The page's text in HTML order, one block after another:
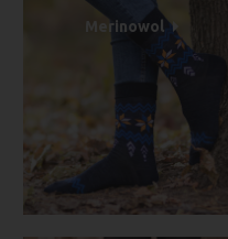
Merinowol